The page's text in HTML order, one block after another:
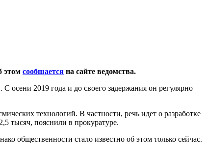
этом сообщается на сайте ведомства.
осени 2019 года и до своего задержания он регулярно
технологий. В частности, речь идет о разработке
тысяч, пояснили в прокуратуре.
общественности стало известно об этом только сейчас.